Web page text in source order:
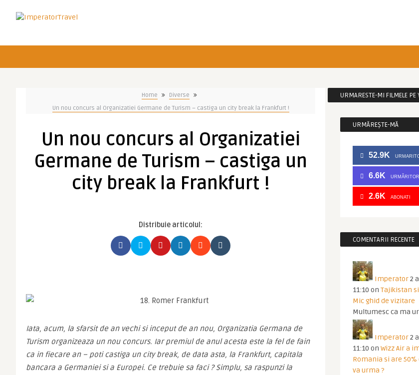
Home
Diverse
Un nou concurs al Organizatiei Germane de Turism – castiga un city break la Frankfurt !
Un nou concurs al Organizatiei
Germane de Turism – castiga un
city break la Frankfurt !
Distribuie articolul:
Iata, acum, la sfarsit de an vechi si inceput de an nou, Organizatia Germana de
Turism organizeaza un nou concurs. Iar premiul de anul acesta este la fel de fain
ca in fiecare an – poti castiga un city break, de data asta, la Frankfurt, capitala
bancara a Germaniei si a Europei. Ce trebuie sa faci ? Simplu, sa raspunzi la
URMARESTE-MI FILMELE PE
URMĂREȘTE-MĂ
52.9K
6.6K URMĂRITORI
2.6K ABONATI
COMENTARII RECENTE
Imperator2
11:10 on Tajikistan
Mic ghid de vizitare
Multumesc ca ma
Imperator2
11:10 on Wizz Air a
Romania si are 50%
va urma ?